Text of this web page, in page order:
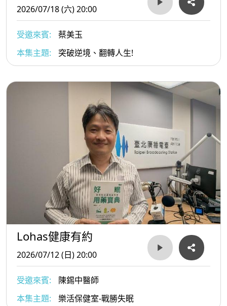
2026/07/18 (六) 20:00
受邀來賓:
蔡美玉
本集主題:
突破逆境、翻轉人生!
Lohas健康有約
2026/07/12 (日) 20:00
受邀來賓:
陳錫中醫師
本集主題:
樂活保健室-戰勝失眠